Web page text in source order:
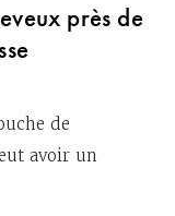
près de
de
avoir un